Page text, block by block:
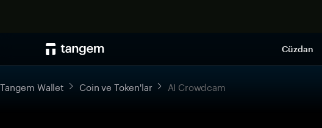
Cüzdan
Tangem Wallet Coin ve Token'lar AI Crowdcam